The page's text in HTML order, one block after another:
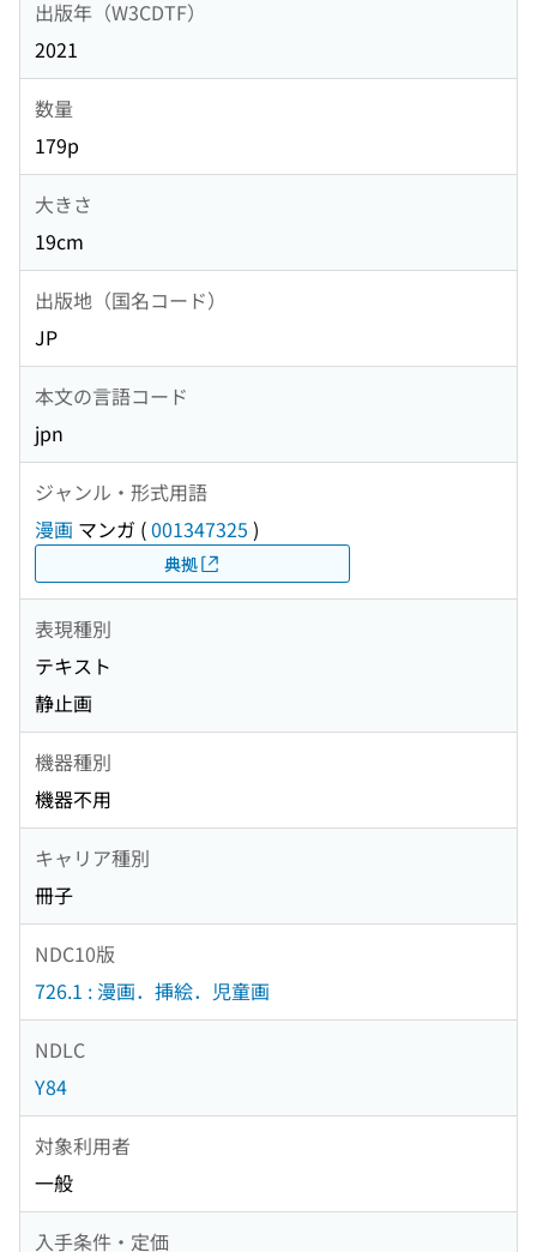
出版年（W3CDTF）
2021
数量
179p
大きさ
19cm
出版地（国名コード）
JP
本文の言語コード
jpn
ジャンル・形式用語
漫画 マンガ (001347325 )
典拠
表現種別
テキスト
静止画
機器種別
機器不用
キャリア種別
冊子
NDC10版
726.1 : 漫画．挿絵．児童画
NDLC
Y84
対象利用者
一般
入手条件・定価